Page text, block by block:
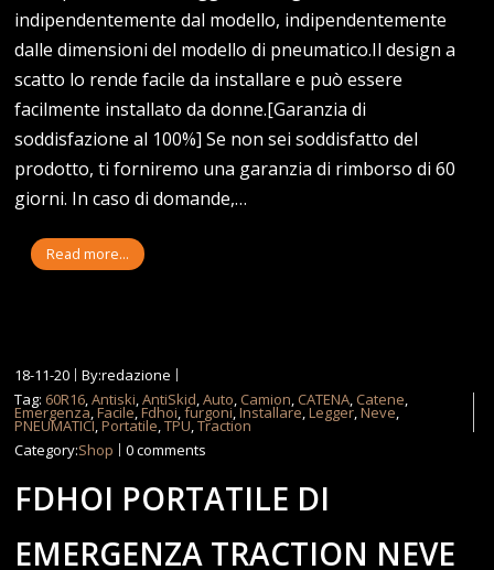
indipendentemente dal modello, indipendentemente
dalle dimensioni del modello di pneumatico.Il design a
scatto lo rende facile da installare e può essere
facilmente installato da donne.[Garanzia di
soddisfazione al 100%] Se non sei soddisfatto del
prodotto, ti forniremo una garanzia di rimborso di 60
giorni. In caso di domande,…
Read more...
18-11-20
By:redazione
Tag: 60R16,Antiski,AntiSkid,Auto, Camion, CATENA, Catene,
Emergenza,Facile,Fdhoi,furgoni,Installare,Legger,Neve,
PNEUMATICI,Portatile,TPU,Traction
Category:Shop 0 comments
FDHOI PORTATILE DI
EMERGENZA TRACTION NEVE